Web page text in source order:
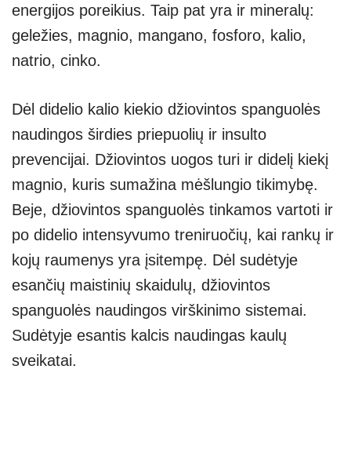
energijos poreikius. Taip pat yra ir mineralų:
geležies, magnio, mangano, fosforo, kalio,
natrio, cinko.
Dėl didelio kalio kiekio džiovintos spanguolės
naudingos širdies priepuolių ir insulto
prevencijai. Džiovintos uogos turi ir didelį kiekį
magnio, kuris sumažina mėšlungio tikimybę.
Beje, džiovintos spanguolės tinkamos vartoti ir
po didelio intensyvumo treniruočių, kai rankų ir
kojų raumenys yra įsitempę. Dėl sudėtyje
esančių maistinių skaidulų, džiovintos
spanguolės naudingos virškinimo sistemai.
Sudėtyje esantis kalcis naudingas kaulų
sveikatai.